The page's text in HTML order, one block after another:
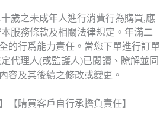
歲之未成年人進行消費行為購買,應
服務條款及相關法律規定。年滿二
的行爲能力責任。當您下單進行訂單
代理人(或監護人)已閱讀、瞭解並同
容及其後續之修改或變更。
【購買客戶自行承擔負責任】